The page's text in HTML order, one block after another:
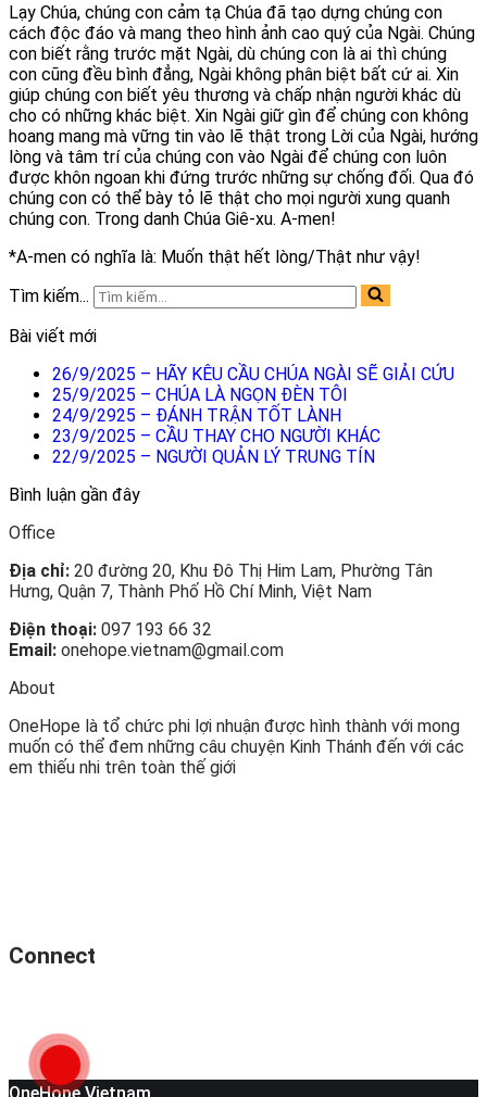
Lạy Chúa, chúng con cảm tạ Chúa đã tạo dựng chúng con
cách độc đáo và mang theo hình ảnh cao quý của Ngài. Chúng
con biết rằng trước mặt Ngài, dù chúng con là ai thì chúng
con cũng đều bình đẳng, Ngài không phân biệt bất cứ ai. Xin
giúp chúng con biết yêu thương và chấp nhận người khác dù
cho có những khác biệt. Xin Ngài giữ gìn để chúng con không
hoang mang mà vững tin vào lẽ thật trong Lời của Ngài, hướng
lòng và tâm trí của chúng con vào Ngài để chúng con luôn
được khôn ngoan khi đứng trước những sự chống đối. Qua đó
chúng con có thể bày tỏ lẽ thật cho mọi người xung quanh
chúng con. Trong danh Chúa Giê-xu. A-men!
*A-men có nghĩa là: Muốn thật hết lòng/Thật như vậy!
Tìm kiếm...
Bài viết mới
26/9/2025 – HÃY KÊU CẦU CHÚA NGÀI SẼ GIẢI CỨU
25/9/2025 – CHÚA LÀ NGỌN ĐÈN TÔI
24/9/2925 – ĐÁNH TRẬN TỐT LÀNH
23/9/2025 – CẦU THAY CHO NGƯỜI KHÁC
22/9/2025 – NGƯỜI QUẢN LÝ TRUNG TÍN
Bình luận gần đây
Office
Địa chỉ: 20 đường 20, Khu Đô Thị Him Lam, Phường Tân
Hưng, Quận 7, Thành Phố Hồ Chí Minh, Việt Nam
Điện thoại: 097 193 66 32
Email: onehope.vietnam@gmail.com
About
OneHope là tổ chức phi lợi nhuận được hình thành với mong
muốn có thể đem những câu chuyện Kinh Thánh đến với các
em thiếu nhi trên toàn thế giới
Connect